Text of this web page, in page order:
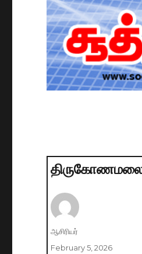
திருகோணமலை
Author
ஆசிரியர்
Posted
February 5, 2026